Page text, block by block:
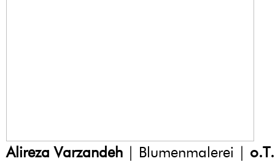
Alireza Varzandeh | Blumenmalerei |